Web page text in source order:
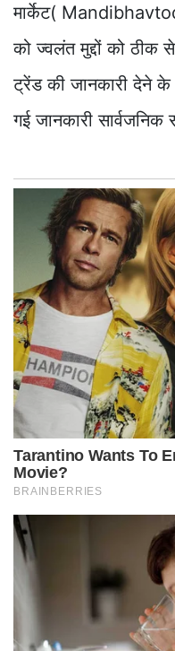
मार्केट(
को ज्वलंत मुद्दों को
ट्रेंड की जानकारी देने के
गई जानकारी सार्वजनिक